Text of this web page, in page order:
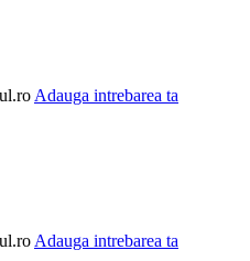
Adauga intrebarea ta
Adauga intrebarea ta